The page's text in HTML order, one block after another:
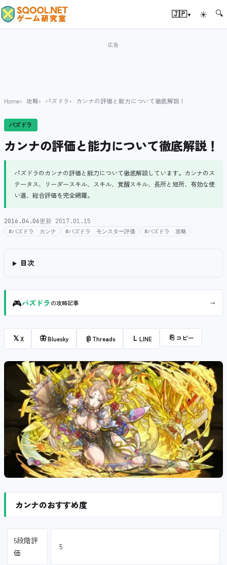
🇯🇵▾ ☀ 🔍
Home 攻略 パズドラ カンナの評価と能力について徹底解説！
パズドラ
カンナの評価と能力について徹底解説！
パズドラのカンナの評価と能力について徹底解説しています。カンナのス
テータス、リーダースキル、スキル、覚醒スキル、長所と短所、有効な使
い道、総合評価を完全網羅。
2016.04.06更新 2017.01.15
#パズドラ カンナ #パズドラ モンスター評価 #パズドラ 攻略
目次
🎮パズドラの攻略記事 →
𝕏X 🦋Bluesky @ Threads L LINE ⎘ コピー
カンナのおすすめ度
5段階評
価
5